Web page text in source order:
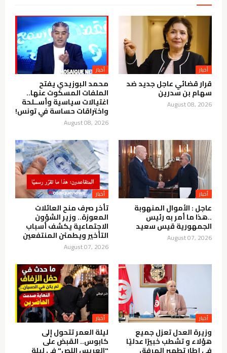
أخبار
قرار قضائي عاجل جديد ضد
سهام بن سدرين
August 08, 2026
أخبار
محمد البوزيدي يفتح
الملفات المسكوت عنها..
اغتيالات سياسية وأســلحة
واختراقات حساسة في تونس!
August 08, 2026
أخبار
عاجل : الأموال المنهوبة
..هذا ما أمر به رئيس
الجمهورية قيس سعيد
August 07, 2026
أخبار
تأخر صرف منح العائلات
المعوزة.. وزير الشؤون
الاجتماعية يكشف أسباب
التأخير ويطمئن المنتفعين
August 07, 2026
أخبار
وزيرة العدل تعزل جميع
هؤلاء و تشطب خبيرًا عدليًا
في إطار تطهير المرفق
أخبار
ليلة العمر تتحول إلى
كابوس.. القبض على
"العريس اللص" في ليلة